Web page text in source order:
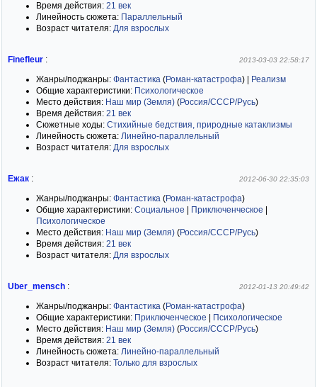
Время действия: 21 век
Линейность сюжета: Параллельный
Возраст читателя: Для взрослых
Finefleur : 2013-03-03 22:58:17
Жанры/поджанры: Фантастика (Роман-катастрофа)
Реализм
Общие характеристики: Психологическое
Место действия: Наш мир (Земля) (Россия/СССР/Русь)
Время действия: 21 век
Сюжетные ходы: Стихийные бедствия, природные катаклизмы
Линейность сюжета: Линейно-параллельный
Возраст читателя: Для взрослых
Ежак : 2012-06-30 22:35:03
Жанры/поджанры: Фантастика (Роман-катастрофа)
Общие характеристики: Социальное Приключенческое
Психологическое
Место действия: Наш мир (Земля) (Россия/СССР/Русь)
Время действия: 21 век
Возраст читателя: Для взрослых
Uber_mensch : 2012-01-13 20:49:42
Жанры/поджанры: Фантастика (Роман-катастрофа)
Общие характеристики: Приключенческое
Психологическое
Место действия: Наш мир (Земля) (Россия/СССР/Русь)
Время действия: 21 век
Линейность сюжета: Линейно-параллельный
Возраст читателя: Только для взрослых